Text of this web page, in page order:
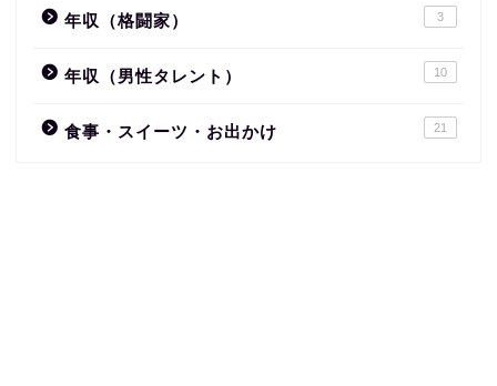
年収（格闘家） 3
年収（男性タレント） 10
食事・スイーツ・お出かけ 21